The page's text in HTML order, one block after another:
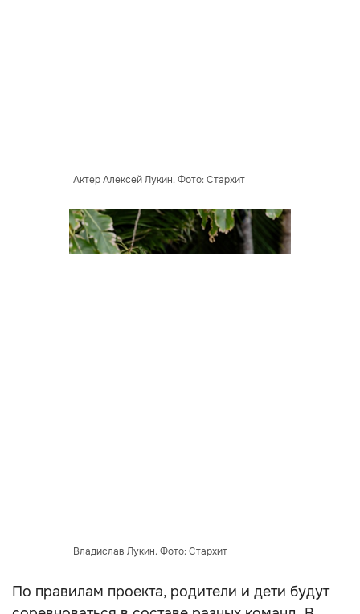
Актер Алексей Лукин. Фото: Стархит
Владислав Лукин. Фото: Стархит
По правилам проекта, родители и дети будут